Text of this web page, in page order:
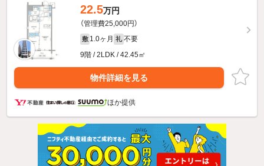
22.5万円
（管理費25,000円）
敷 1.0ヶ月 礼 不要
9階 / 2LDK / 42.45㎡
物件詳細を見る
ほか提供